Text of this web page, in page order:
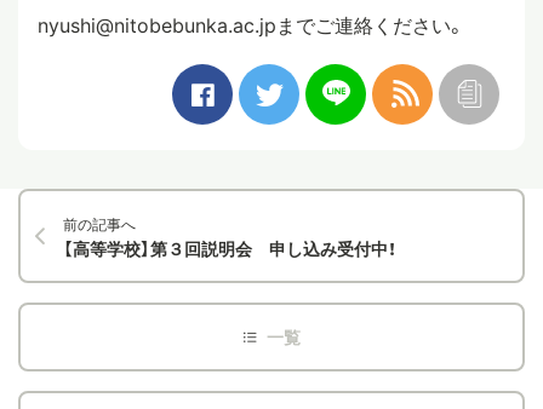
nyushi@nitobebunka.ac.jpまでご連絡ください。
前の記事へ
【高等学校】第３回説明会 申し込み受付中！